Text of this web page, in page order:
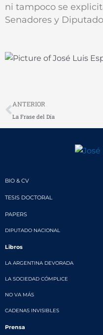
ni tampoco se
Senadores y
Prev
ANTERIOR
La Frase del Día
BIO & CV
TESIS DOCTORAL
PAPERS
DIPUTADO NACIONAL
Libros
LA ARGENTINA DEVORADA
LA SOCIEDAD CÓMPLICE
NO VA MÁS
CADENAS INVISIBLES
Prensa